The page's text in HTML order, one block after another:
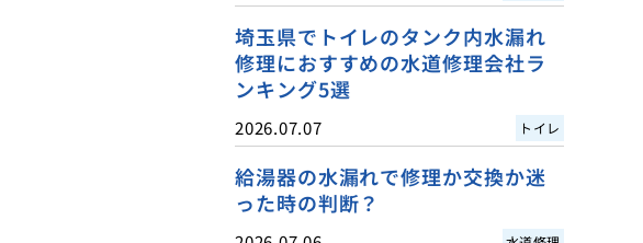
埼玉県でトイレのタンク内水漏れ
修理におすすめの水道修理会社ラ
ンキング5選
2026.07.07 トイレ
給湯器の水漏れで修理か交換か迷
った時の判断？